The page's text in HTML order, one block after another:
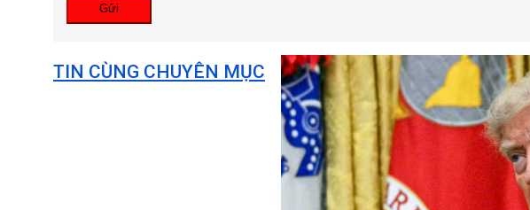
Gửi
TIN CÙNG CHUYÊN MỤC